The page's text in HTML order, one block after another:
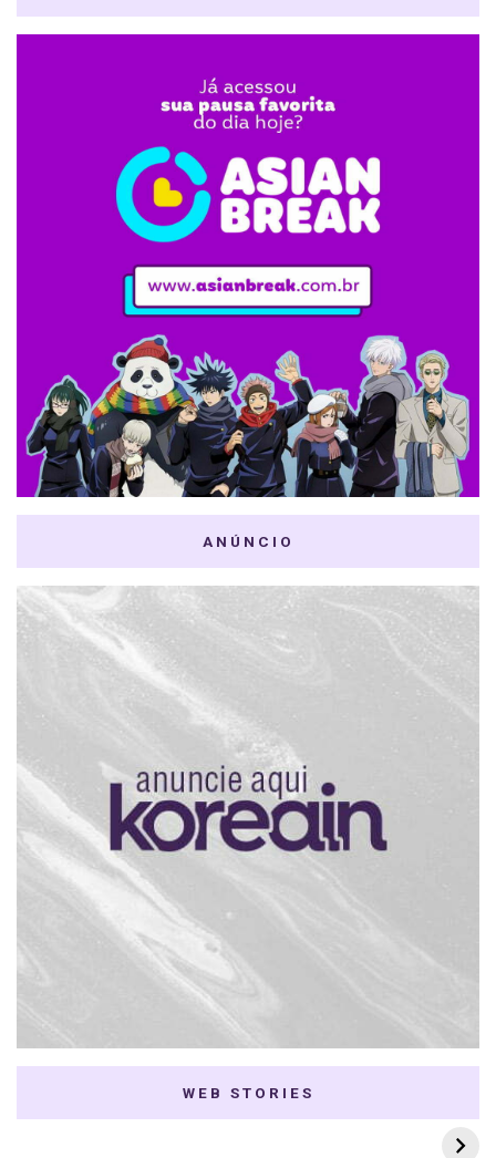
ANÚNCIO
WEB STORIES
7 K-dramas Enemies
to Lovers
Thai Dramas com
First e Khaotung